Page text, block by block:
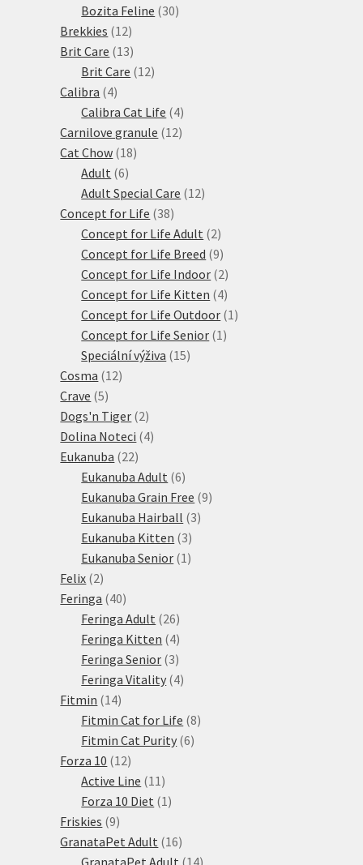
produktů
Bozita Feline 3030
Brekkies 1212
produktů
Brit Care 1313
produktů
Brit Care 1212
Calibra 44
produkty
Calibra Cat Life 44
produkty
Carnilove granule 1212
Cat Chow 1818
Adult 66
produktů
Adult Special Care 1212
Concept for Life 3838
produktů
Concept for Life Adult 22
produkty
Concept for Life Breed 99
produktů
Concept for Life Indoor 22
produkty
Concept for Life Kitten 44
produkty
Concept for Life Outdoor 1 1
Concept for Life Senior 1 1
Speciální výživa 1515
Cosma 1212
Crave 55
produktů
Dogs'n Tiger 22
produkty
Dolina Noteci 44
Eukanuba 2222
produktů
Eukanuba Adult 66
produktů
Eukanuba Grain Free 99
Eukanuba Hairball 33
Eukanuba Kitten 33
produkty
Eukanuba Senior 1 1
Felix 22
produkty
Feringa 4040
produktů
Feringa Adult 2626
produktů
Feringa Kitten 44
produkty
Feringa Senior 33
produkty
Feringa Vitality 44
Fitmin 1414
produktů
Fitmin Cat for Life 88
Fitmin Cat Purity 66
Forza 10 1212
produktů
Active Line 11 11
produktů
Forza 10 Diet 1 1
Friskies 99
produktů
GranataPet Adult 1616
produktů
GranataPet Adult 1414